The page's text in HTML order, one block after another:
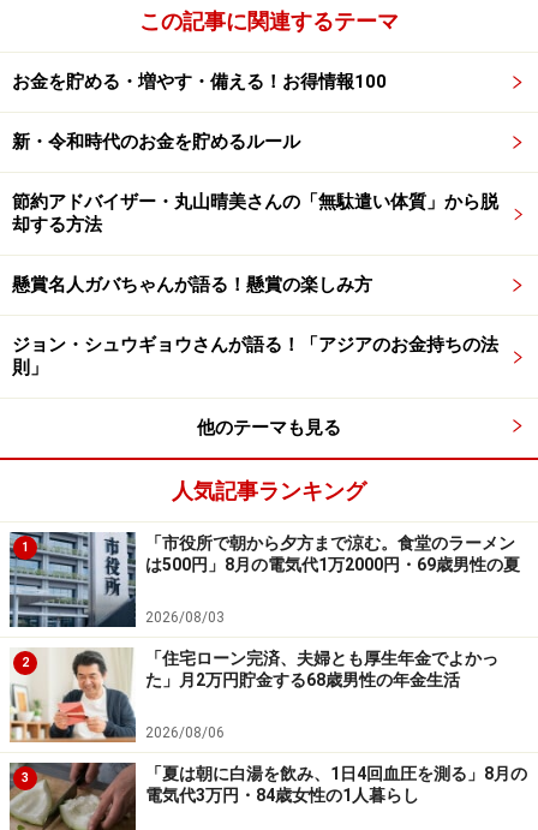
失敗の理由について、「『毎月収入がある』『不労所
得』という甘い言葉に乗せられたこと。知識が十分でな
い状態で投資を始めたこと。デメリットを知らず勧めら
また「信用に足ると思う人からの提案は全て正しいと思
ってしまう。一度信じるとなかなか考えを改められない
こと」が影響したと自己分析します。
き」
今回の失敗から「金融商品は『信用できる人』から買う
のではなく『信用できる（理解できる）商品』を買うこ
と」を学んだという投稿者。
そのため、「金融商品を販売する『人』とは距離をとる
こと。書籍やネットでも良いので、まずは自分自身で資
産運用を勉強すること。金融庁サイトもオススメ。どう
しても勉強する時間がない場合は、ネット証券でNISAの
つみたて投資枠を使って、低コストのインデックスファ
ンドで資産運用を始めること」をほかの方には心がけて
ほしいと言います。
くわえて「金融商品は買ってからが重要。期待できるパ
この記事に関連するテーマ
お金を貯める・増やす・備える！お得情報100
新・令和時代のお金を貯めるルール
節約アドバイザー・丸山晴美さんの「無駄遣い体質」から脱
却する方法
懸賞名人ガバちゃんが語る！懸賞の楽しみ方
ジョン・シュウギョウさんが語る！「アジアのお金持ちの法
則」
他のテーマも見る
人気記事ランキング
1
「市役所で朝から夕方まで涼む。食堂のラーメン
は500円」8月の電気代1万2000円・69歳男性の夏
2026/08/03
2
「住宅ローン完済、夫婦とも厚生年金でよかっ
た」月2万円貯金する68歳男性の年金生活
2026/08/06
3
「夏は朝に白湯を飲み、1日4回血圧を測る」8月の
電気代3万円・84歳女性の1人暮らし